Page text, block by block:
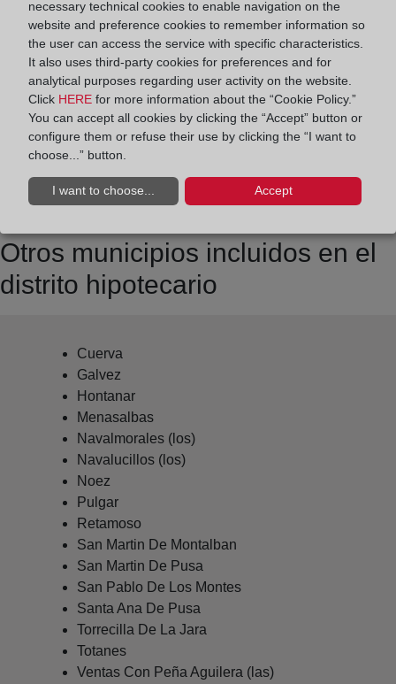
Datos de contacto:
(925) 41 03 60
navahermosa@registrodelapropiedad.org
Datos del Registrador:
Jesús Samuel Ciruelos Rodríguez
Delegado de Protección de Datos:
dpo@corpme.es
Otros municipios incluidos en el
distrito hipotecario
Cuerva
Galvez
Hontanar
Menasalbas
Navalmorales (los)
Navalucillos (los)
Noez
Pulgar
Retamoso
San Martin De Montalban
San Martin De Pusa
San Pablo De Los Montes
Santa Ana De Pusa
Torrecilla De La Jara
Totanes
Ventas Con Peña Aguilera (las)
necessary technical cookies to enable navigation on the
website and preference cookies to remember information so
the user can access the service with specific characteristics.
It also uses third-party cookies for preferences and for
analytical purposes regarding user activity on the website.
Click HERE for more information about the “Cookie Policy.”
You can accept all cookies by clicking the “Accept” button or
configure them or refuse their use by clicking the “I want to
choose...” button.
I want to choose... Accept